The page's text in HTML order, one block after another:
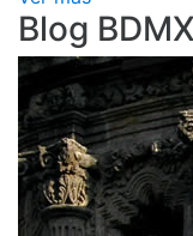
Blog BDMX